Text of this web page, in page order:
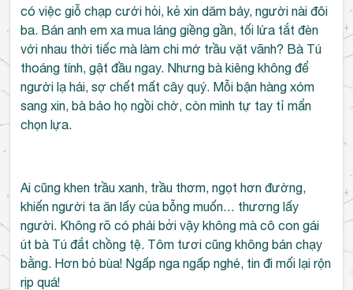
có việc giỗ chạp cưới hỏi, kẻ xin dăm bảy, người nài đôi
ba. Bán anh em xa mua láng giềng gần, tối lửa tắt đèn
với nhau thời tiếc mà làm chi mớ trầu vặt vãnh? Bà Tú
thoáng tính, gật đầu ngay. Nhưng bà kiêng không để
người lạ hái, sợ chết mất cây quý. Mỗi bận hàng xóm
sang xin, bà bảo họ ngồi chờ, còn mình tự tay tỉ mẩn
chọn lựa.
Ai cũng khen trầu xanh, trầu thơm, ngọt hơn đường,
khiến người ta ăn lấy của bỗng muốn… thương lấy
người. Không rõ có phải bởi vậy không mà cô con gái
út bà Tú đắt chồng tệ. Tôm tươi cũng không bán chạy
bằng. Hơn bỏ bùa! Ngấp nga ngấp nghé, tin đi mối lại rộn
rịp quá!